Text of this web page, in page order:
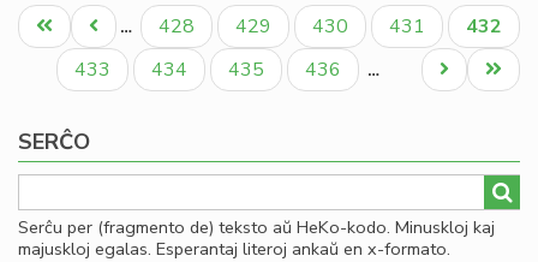
Pagination
Unua
paĝo
Antaŭa
paĝo
… Paĝo
428 Paĝo
429 Paĝo
430 Paĝo
431
Aktuala
paĝo
432
Paĝo
433 Paĝo
434 Paĝo
435 Paĝo
436 …
Last
page
Next
page
SERĈO
Serĉu per (fragmento de) teksto aŭ HeKo-kodo. Minuskloj kaj
majuskloj egalas. Esperantaj literoj ankaŭ en x-formato.